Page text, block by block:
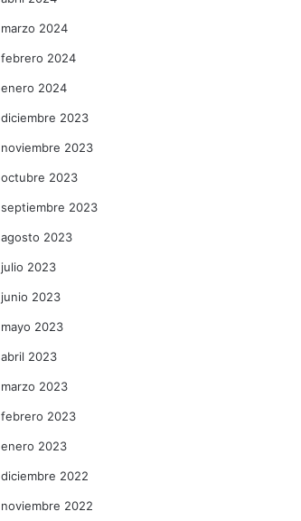
marzo 2024
febrero 2024
enero 2024
diciembre 2023
noviembre 2023
octubre 2023
septiembre 2023
agosto 2023
julio 2023
junio 2023
mayo 2023
abril 2023
marzo 2023
febrero 2023
enero 2023
diciembre 2022
noviembre 2022